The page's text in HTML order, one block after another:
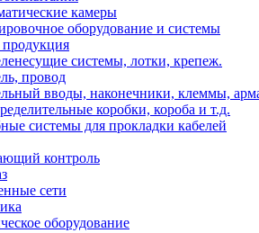
камеры
оборудование и системы
продукция
системы, лотки, крепеж.
провод
вводы, наконечники, клеммы,
коробки, короба и т.д.
системы для прокладки кабелей
контроль
сети
оборудование